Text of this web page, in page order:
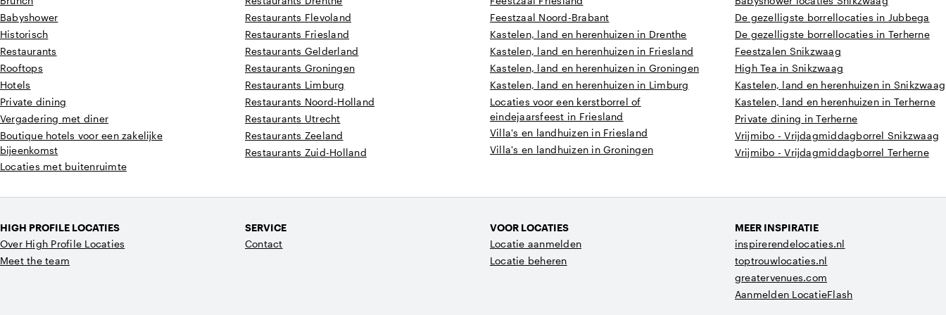
Babyshower
Historisch
Restaurants
Rooftops
Hotels
Private dining
Vergadering met diner
Boutique hotels voor een zakelijke
bijeenkomst
Locaties met buitenruimte
Restaurants Flevoland
Restaurants Friesland
Restaurants Gelderland
Restaurants Groningen
Restaurants Limburg
Restaurants Noord-Holland
Restaurants Utrecht
Restaurants Zeeland
Restaurants Zuid-Holland
Feestzaal Noord-Brabant
Kastelen, land en herenhuizen in Drenthe
Kastelen, land en herenhuizen in Friesland
Kastelen, land en herenhuizen in Groningen
Kastelen, land en herenhuizen in Limburg
Locaties voor een kerstborrel of
eindejaarsfeest in Friesland
Villa's en landhuizen in Friesland
Villa's en landhuizen in Groningen
De gezelligste borrellocaties in Jubbega
De gezelligste borrellocaties in Terherne
Feestzalen Snikzwaag
High Tea in Snikzwaag
Kastelen, land en herenhuizen in Snikzwaag
Kastelen, land en herenhuizen in Terherne
Private dining in Terherne
Vrijmibo - Vrijdagmiddagborrel Snikzwaag
Vrijmibo - Vrijdagmiddagborrel Terherne
HIGH PROFILE LOCATIES
Over High Profile Locaties
Meet the team
SERVICE
Contact
VOOR LOCATIES
Locatie aanmelden
Locatie beheren
MEER INSPIRATIE
inspirerendelocaties.nl
toptrouwlocaties.nl
greatervenues.com
Aanmelden LocatieFlash